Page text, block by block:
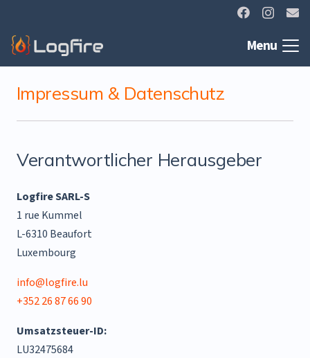
Menu
Impressum & Datenschutz
Verantwortlicher Herausgeber
Logfire SARL-S
1 rue Kummel
L-6310 Beaufort
Luxembourg
info@logfire.lu
+352 26 87 66 90
Umsatzsteuer-ID:
LU32475684